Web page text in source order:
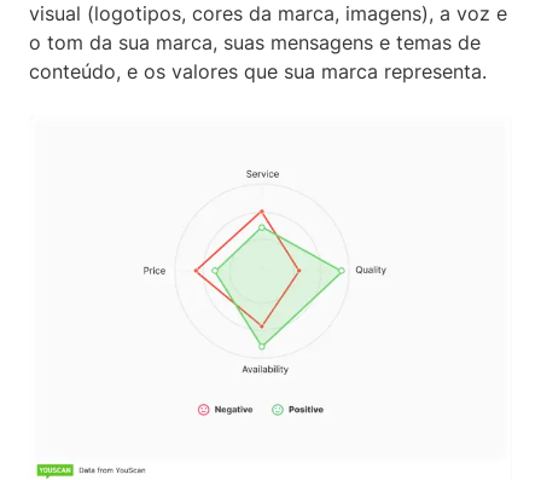
visual (logotipos, cores da marca, imagens), a voz e
o tom da sua marca, suas mensagens e temas de
conteúdo, e os valores que sua marca representa.